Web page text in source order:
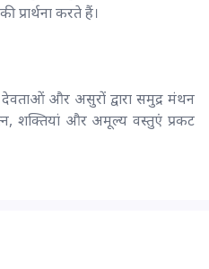
प्रार्थना करते हैं।
और असुरों द्वारा समुद्र मंथन
शक्तियां और अमूल्य वस्तुएं प्रकट